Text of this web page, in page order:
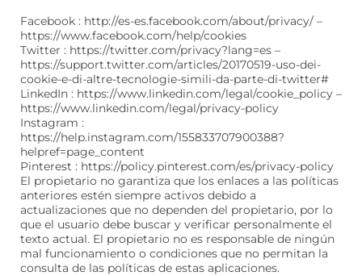
Facebook : http://es-es.facebook.com/about/privacy/ –
https://www.facebook.com/help/cookies
Twitter : https://twitter.com/privacy?lang=es –
https://support.twitter.com/articles/20170519-uso-dei-
cookie-e-di-altre-tecnologie-simili-da-parte-di-twitter#
LinkedIn : https://www.linkedin.com/legal/cookie_policy –
https://www.linkedin.com/legal/privacy-policy
Instagram :
https://help.instagram.com/155833707900388?
helpref=page_content
Pinterest : https://policy.pinterest.com/es/privacy-policy
El propietario no garantiza que los enlaces a las políticas
anteriores estén siempre activos debido a
actualizaciones que no dependen del propietario, por lo
que el usuario debe buscar y verificar personalmente el
texto actual. El propietario no es responsable de ningún
mal funcionamiento o condiciones que no permitan la
consulta de las políticas de estas aplicaciones.